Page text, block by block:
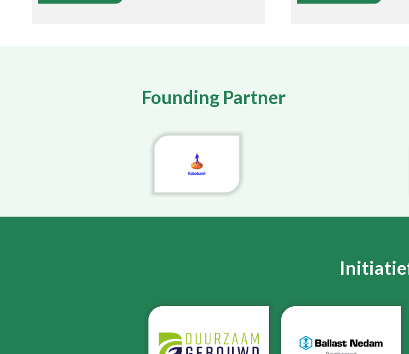
Founding Partner